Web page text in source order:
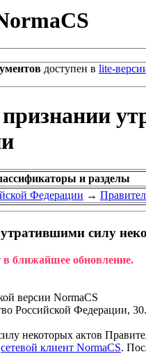
доступен в lite-
и разделы
Федерации →
силу
ближайшее обновление.
версии NormaCS
Российской Федерации,
некоторых актов
сетевой клиент NormaCS.